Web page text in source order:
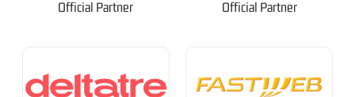
Official Partner Official Partner